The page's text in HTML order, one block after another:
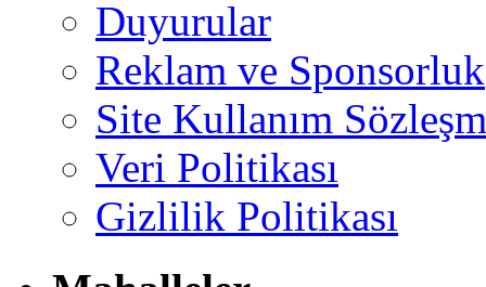
Duyurular
Reklam ve Sponsorluk
Site Kullanım
Veri Politikası
Gizlilik Politikası